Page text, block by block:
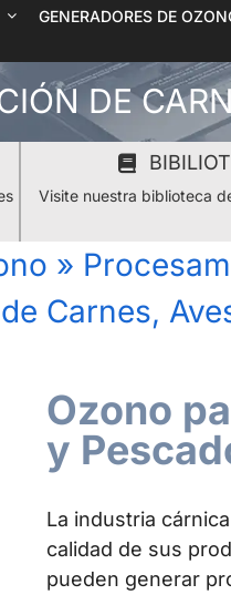
GENERADORES DE
DE
Visite nuestra biblioteca
»
Carnes,
Ozono
y
La industria
calidad de sus
pueden generar